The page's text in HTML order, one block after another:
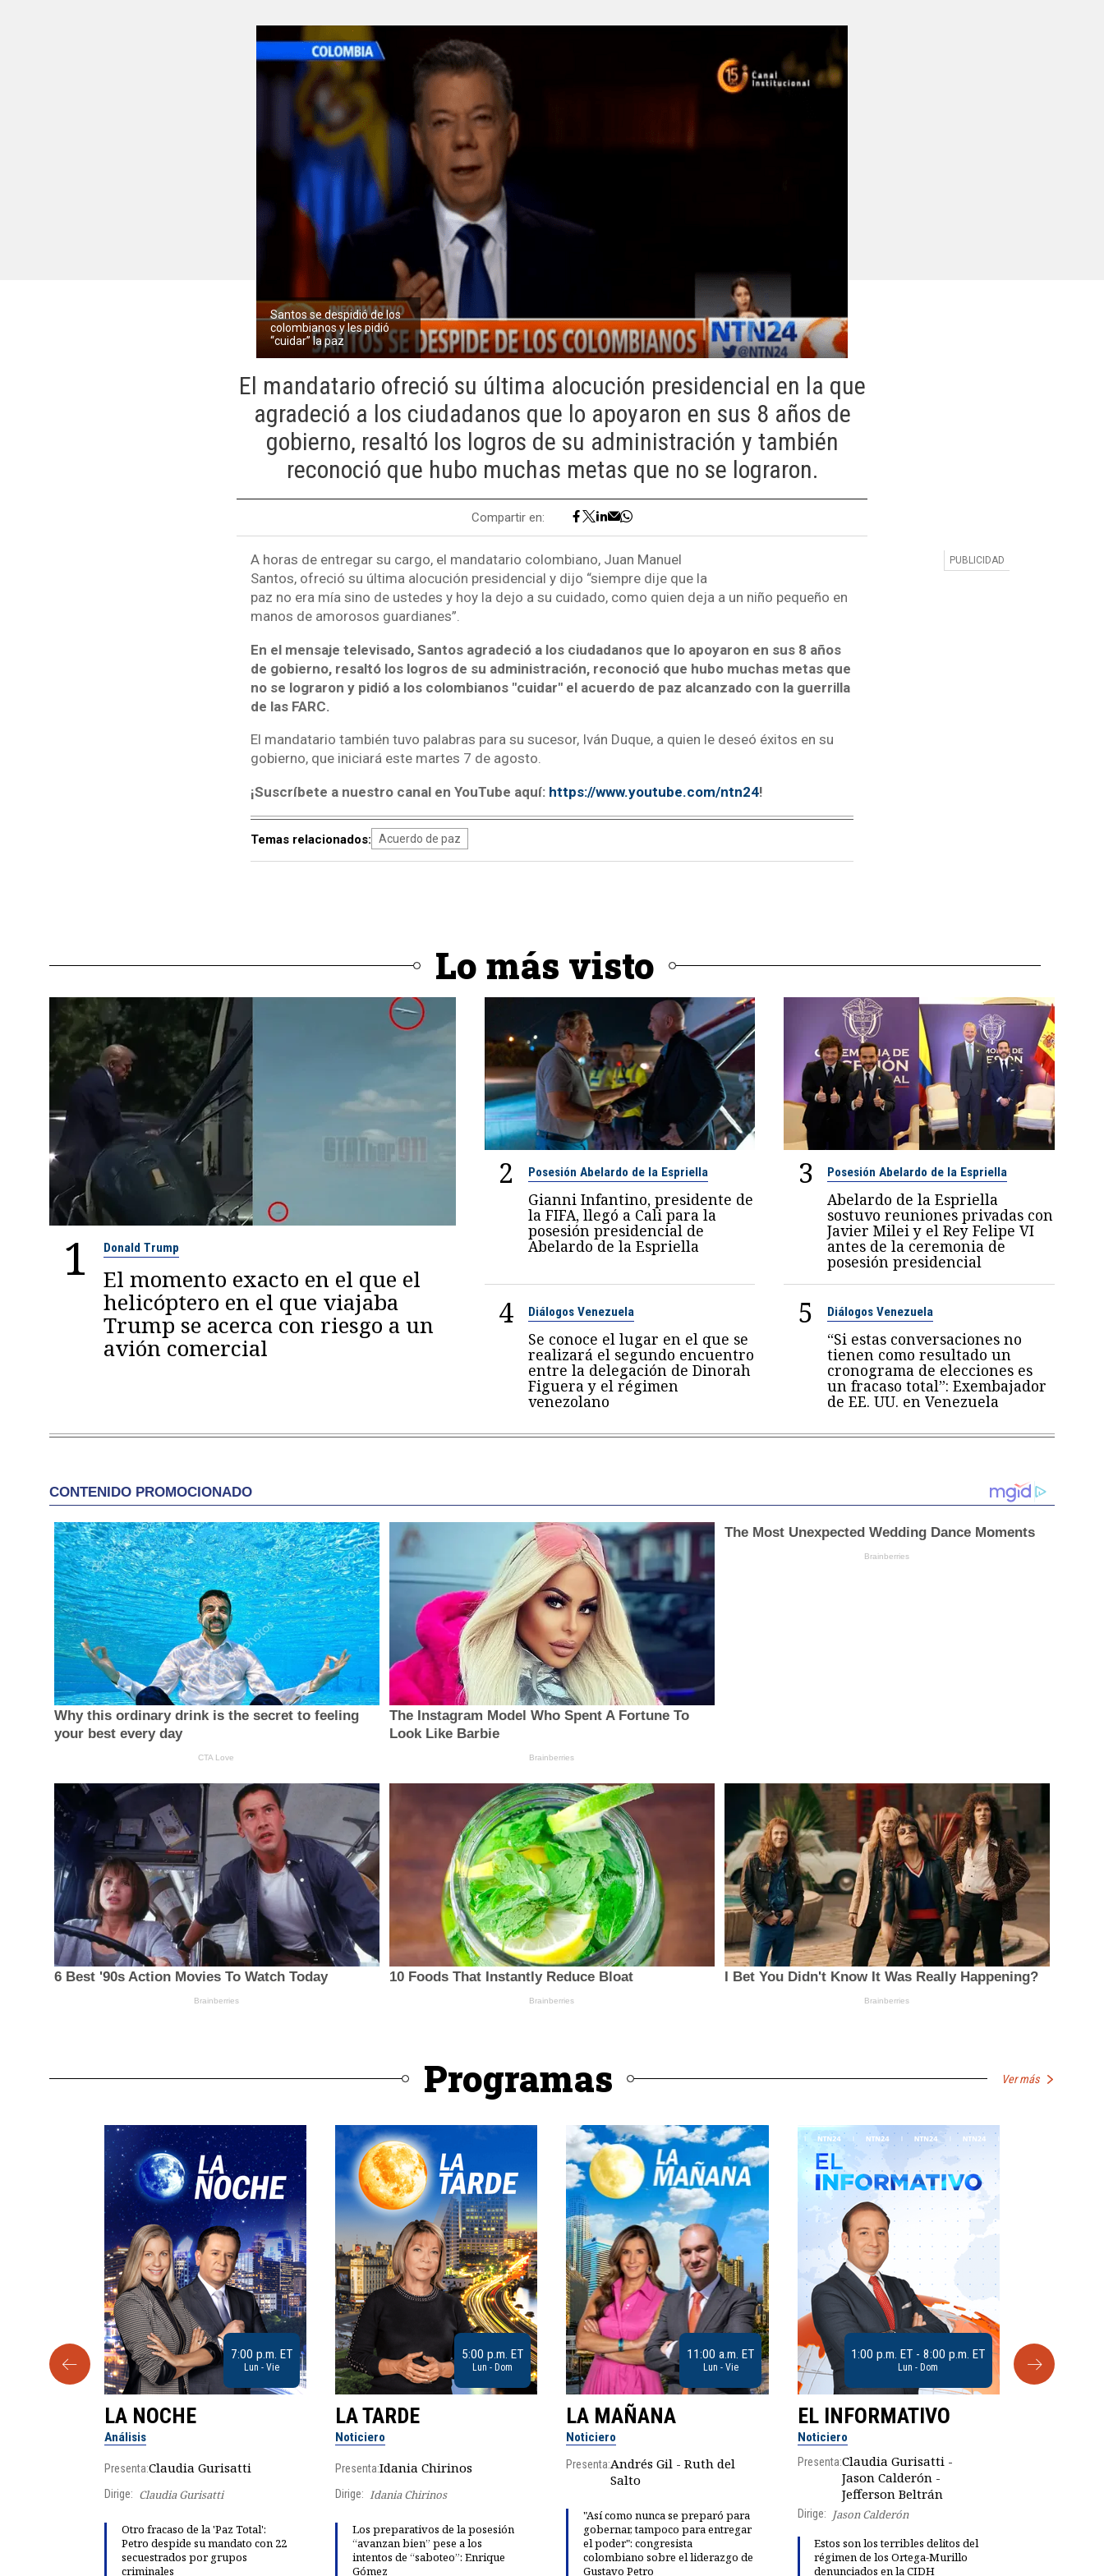
Santos se despidió de los
colombianos y les pidió
“cuidar” la paz
El mandatario ofreció su última alocución presidencial en la que
agradeció a los ciudadanos que lo apoyaron en sus 8 años de
gobierno, resaltó los logros de su administración y también
reconoció que hubo muchas metas que no se lograron.
Compartir en:
A horas de entregar su cargo, el mandatario colombiano, Juan Manuel
Santos, ofreció su última alocución presidencial y dijo “siempre dije que la
paz no era mía sino de ustedes y hoy la dejo a su cuidado, como quien deja a un niño pequeño en
manos de amorosos guardianes”.
En el mensaje televisado, Santos agradeció a los ciudadanos que lo apoyaron en sus 8 años
de gobierno, resaltó los logros de su administración, reconoció que hubo muchas metas que
no se lograron y pidió a los colombianos "cuidar" el acuerdo de paz alcanzado con la guerrilla
de las FARC.
El mandatario también tuvo palabras para su sucesor, Iván Duque, a quien le deseó éxitos en su
gobierno, que iniciará este martes 7 de agosto.
¡Suscríbete a nuestro canal en YouTube aquí: https://www.youtube.com/ntn24!
Temas relacionados: Acuerdo de paz
Lo más visto
1 Donald Trump
El momento exacto en el que el
helicóptero en el que viajaba
Trump se acerca con riesgo a un
avión comercial
2 Posesión Abelardo de la Espriella
Gianni Infantino, presidente de
la FIFA, llegó a Cali para la
posesión presidencial de
Abelardo de la Espriella
3 Posesión Abelardo de la Espriella
Abelardo de la Espriella
sostuvo reuniones privadas con
Javier Milei y el Rey Felipe VI
antes de la ceremonia de
posesión presidencial
4 Diálogos Venezuela
Se conoce el lugar en el que se
realizará el segundo encuentro
entre la delegación de Dinorah
Figuera y el régimen
venezolano
5 Diálogos Venezuela
“Si estas conversaciones no
tienen como resultado un
cronograma de elecciones es
un fracaso total”: Exembajador
de EE. UU. en Venezuela
Programas Ver más
9:30 a.m. ET 7:00 p.m. ET
Lun - Vie
LA NOCHE
Análisis
Presenta:Claudia Gurisatti
Dirige: Claudia Gurisatti
Otro fracaso de la 'Paz Total':
Petro despide su mandato con 22
secuestrados por grupos
criminales
5:00 p.m. ET
Lun - Dom
LA TARDE
Noticiero
Presenta:Idania Chirinos
Dirige: Idania Chirinos
Los preparativos de la posesión
“avanzan bien” pese a los
intentos de “saboteo”: Enrique
Gómez
11:00 a.m. ET
Lun - Vie
LA MAÑANA
Noticiero
Presenta:Andrés Gil - Ruth del
Salto
"Así como nunca se preparó para
gobernar, tampoco para entregar
el poder": congresista
colombiano sobre el liderazgo de
Gustavo Petro
1:00 p.m. ET - 8:00 p.m. ET
Lun - Dom
EL INFORMATIVO
Noticiero
Presenta:Claudia Gurisatti -
Jason Calderón -
Jefferson Beltrán
Dirige:
Jason Calderón
Estos son los terribles delitos del
régimen de los Ortega-Murillo
denunciados en la CIDH